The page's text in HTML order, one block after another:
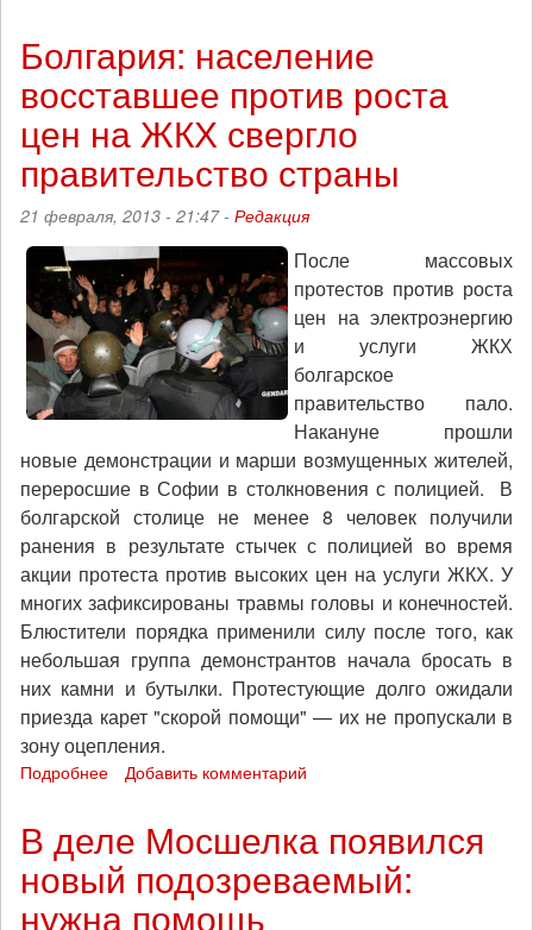
атаковали
горношахтный
комплекс
золоторудного
месторождения
Скуриес
Халкидиках
(фото)
Болгария: население
восставшее против роста
цен на ЖКХ свергло
правительство страны
21 февраля, 2013 - 21:47 - Редакция
После массовых
протестов против роста
цен на электроэнергию
и услуги ЖКХ
болгарское
правительство пало.
Накануне прошли
новые демонстрации и марши возмущенных жителей,
переросшие в Софии в столкновения с полицией. В
болгарской столице не менее 8 человек получили
ранения в результате стычек с полицией во время
акции протеста против высоких цен на услуги ЖКХ. У
многих зафиксированы травмы головы и конечностей.
Блюстители порядка применили силу после того, как
небольшая группа демонстрантов начала бросать в
них камни и бутылки. Протестующие долго ожидали
приезда карет "скорой помощи" — их не пропускали в
зону оцепления.
Подробнее
восставшее
против
роста
цен
Добавить комментарий
В деле Мосшелка появился
новый подозреваемый:
нужна помощь